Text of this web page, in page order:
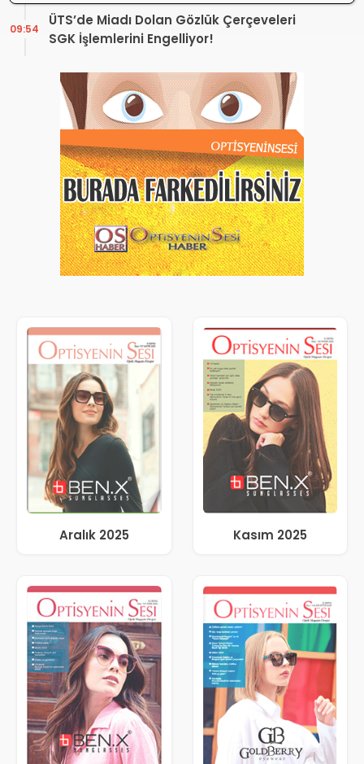
ÜTS’de Miadı Dolan Gözlük Çerçeveleri
SGK İşlemlerini Engelliyor!
09:54
Aralık 2025 Kasım 2025